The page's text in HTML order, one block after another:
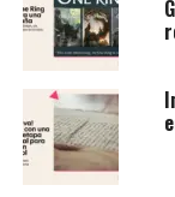
Actualmente en
Divinidad
versión
Apocalypse
,
más narrativa.
aclamada,
EscriturayMejor